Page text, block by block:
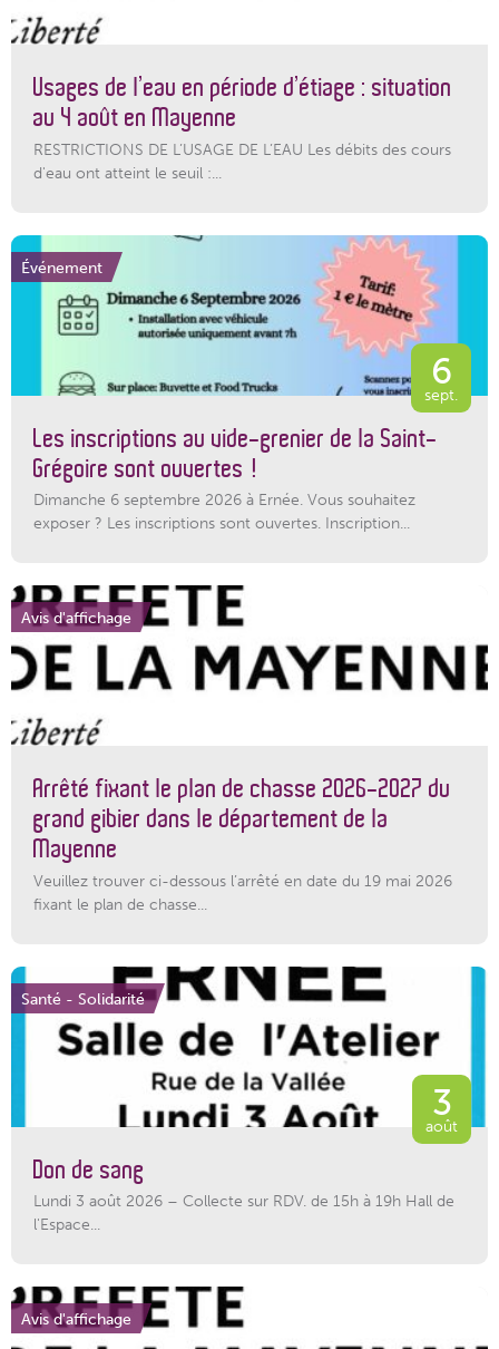
Usages de l’eau en période d’étiage : situation
au 4 août en Mayenne
RESTRICTIONS DE L’USAGE DE L’EAU Les débits des cours
d'eau ont atteint le seuil :...
Événement
6
sept.
Les inscriptions au vide-grenier de la Saint-
Grégoire sont ouvertes !
Dimanche 6 septembre 2026 à Ernée. Vous souhaitez
exposer ? Les inscriptions sont ouvertes. Inscription...
Avis d'affichage
Arrêté fixant le plan de chasse 2026-2027 du
grand gibier dans le département de la
Mayenne
Veuillez trouver ci-dessous l’arrêté en date du 19 mai 2026
fixant le plan de chasse...
Santé - Solidarité
3
août
Don de sang
Lundi 3 août 2026 – Collecte sur RDV. de 15h à 19h Hall de
l'Espace...
Avis d'affichage